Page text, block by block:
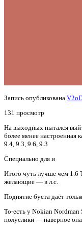
Запись опубликована
131 просмотр
На выходных пытался
более менее настроенная
9.4, 9.3, 9.6, 9.3
Специально для и
Итого чуть лучше чем 1.6
желающие — в л.с.
Поднятие буста даёт
То-есть у Nokian
полуслики — наверное